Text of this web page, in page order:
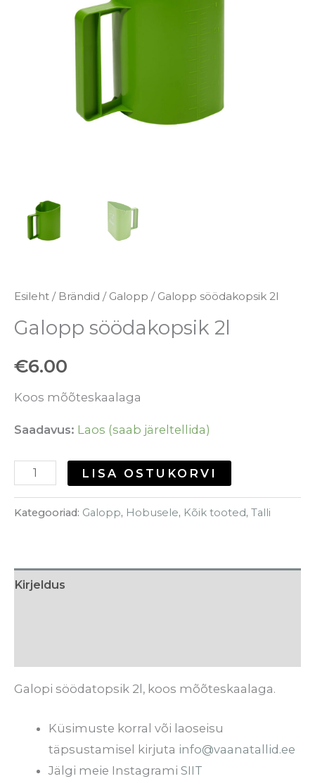
Esileht / Brändid / Galopp / Galopp söödakopsik 2l
Galopp söödakopsik 2l
€6.00
Koos mõõteskaalaga
Saadavus: Laos (saab järeltellida)
LISA OSTUKORVI
Kategooriad: Galopp, Hobusele, Kõik tooted, Talli
Kirjeldus
Galopi söödatopsik 2l, koos mõõteskaalaga.
Küsimuste korral või laoseisu
täpsustamisel kirjuta info@vaanatallid.ee
Jälgi meie InstagramiSIIT